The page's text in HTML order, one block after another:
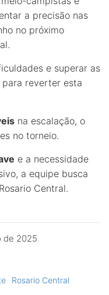
de 2025
a precisão nas
no próximo
e superar as
reverter esta
na escalação, o
no torneio.
e a necessidade
a equipe busca
Central.
Rosario Central